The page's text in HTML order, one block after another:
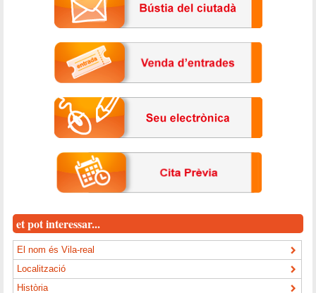
et pot interessar...
El nom és Vila-real
Localització
Història